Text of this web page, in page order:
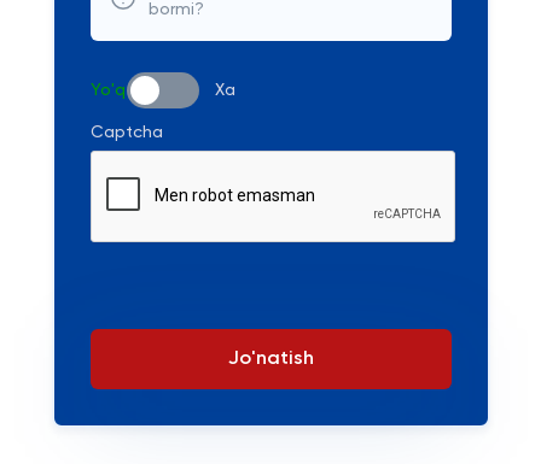
bormi?
Yo'q Xa
Captcha
Jo'natish